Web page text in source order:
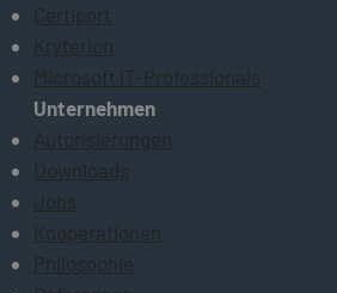
Certiport
Kryterion
Microsoft IT-Professionals
Unternehmen
Autorisierungen
Downloads
Jobs
Kooperationen
Philosophie